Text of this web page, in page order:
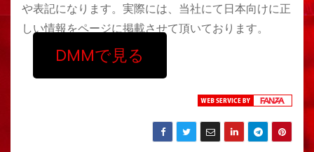
や表記になります。実際には、当社にて日本向けに正
しい情報をページに掲載させて頂いております。
DMMで見る